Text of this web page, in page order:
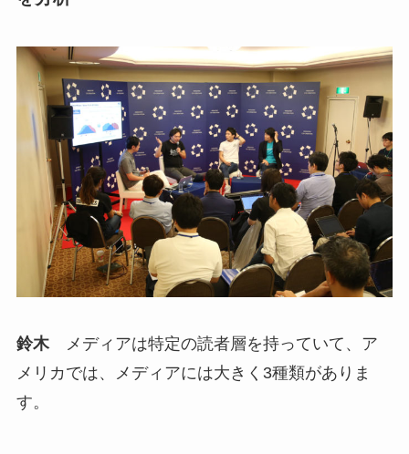
鈴木メディアは特定の読者層を持っていて、ア
メリカでは、メディアには大きく3種類がありま
す。